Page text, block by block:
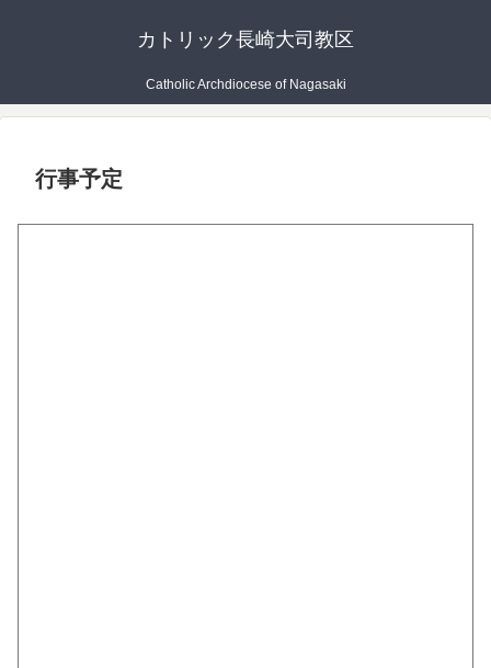
カトリック長崎大司教区
Catholic Archdiocese of Nagasaki
行事予定